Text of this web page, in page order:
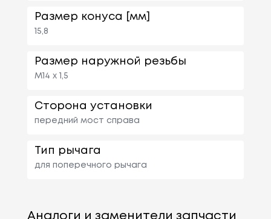
Размер конуса [мм]
15,8
Размер наружной резьбы
M14 x 1,5
Сторона установки
передний мост справа
Тип рычага
для поперечного рычага
Аналоги и заменители запчасти